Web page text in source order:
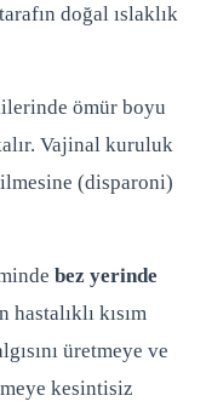
doğal ıslaklık
ömür boyu
Vajinal kuruluk
(disparoni)
bez yerinde
hastalıklı kısım
üretmeye ve
kesintisiz